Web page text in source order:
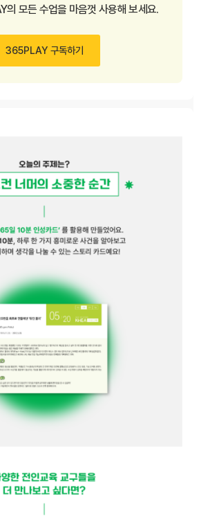
모든 수업을 마음껏 사용해 보세요.
365PLAY 구독하기